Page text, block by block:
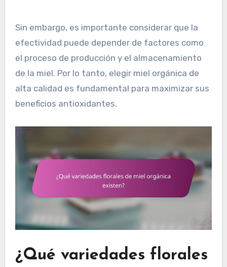
Sin embargo, es importante considerar que la
efectividad puede depender de factores como
el proceso de producción y el almacenamiento
de la miel. Por lo tanto, elegir miel orgánica de
alta calidad es fundamental para maximizar sus
beneficios antioxidantes.
¿Qué variedades florales